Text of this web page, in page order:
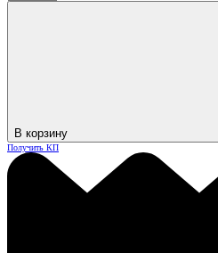
В корзину
Получить КП